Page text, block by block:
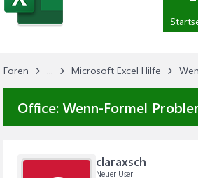
Foren ... Microsoft Excel Hilfe
Office:Wenn-Formel
claraxsch
Neuer User